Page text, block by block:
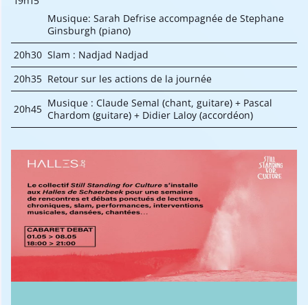
Musique: Sarah Defrise accompagnée de Stephane
Ginsburgh (piano)
20h30 Slam : Nadjad Nadjad
20h35 Retour sur les actions de la journée
20h45 Musique : Claude Semal (chant, guitare) + Pascal
Chardom (guitare) + Didier Laloy (accordéon)